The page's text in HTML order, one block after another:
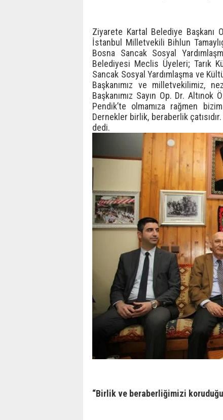
Ziyarete Kartal Belediye Başkanı
İstanbul Milletvekili Bihlun
Bosna Sancak Sosyal
Belediyesi Meclis Üyeleri; Tarık
Sancak Sosyal Yardımlaşma ve
Başkanımız ve milletvekilimiz,
Başkanımız Sayın Op. Dr.
Pendik’te olmamıza rağmen
Dernekler birlik, beraberlik
dedi.
“Birlik ve beraberliğimizi